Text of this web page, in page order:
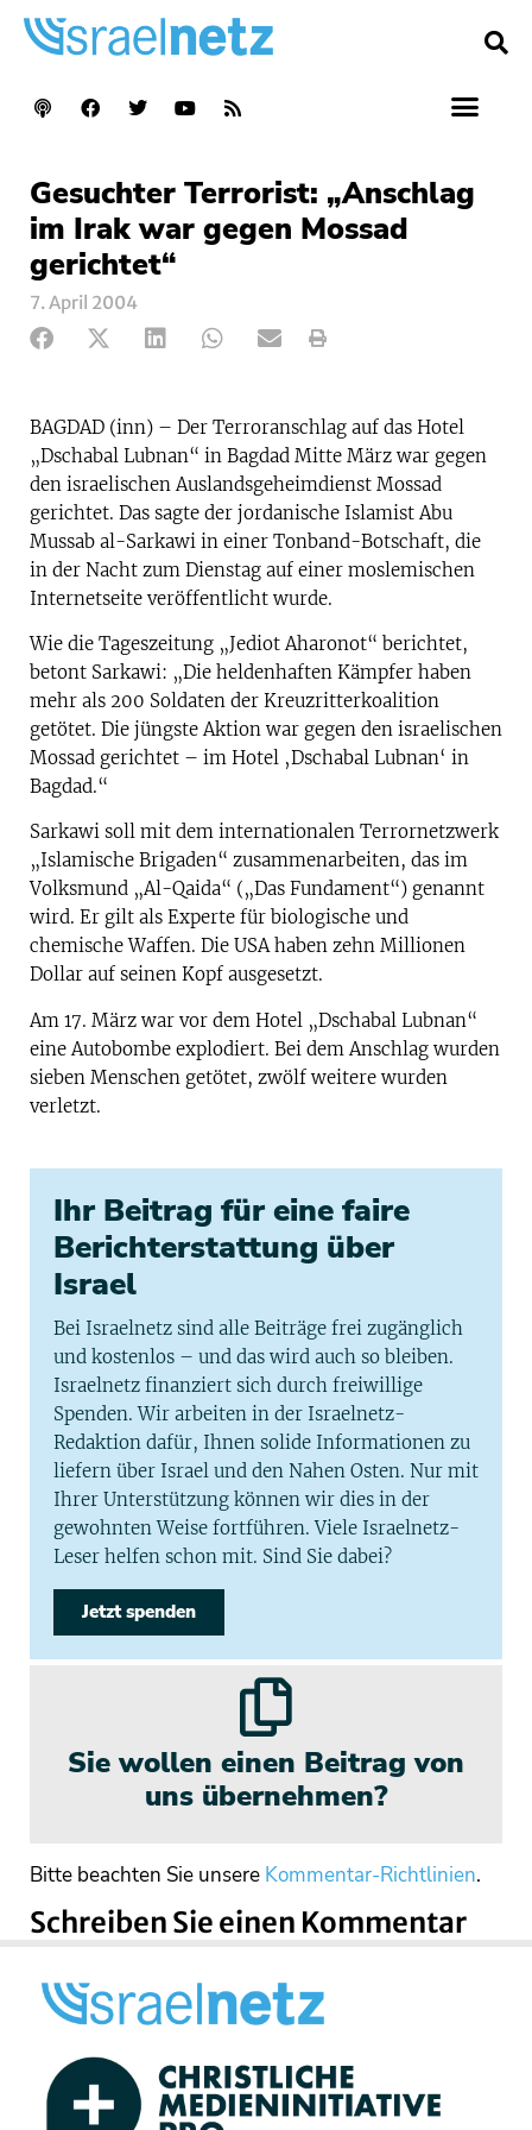
Gesuchter Terrorist: „Anschlag
im Irak war gegen Mossad
gerichtet“
7. April 2004
BAGDAD (inn) – Der Terroranschlag auf das Hotel
„Dschabal Lubnan“ in Bagdad Mitte März war gegen
den israelischen Auslandsgeheimdienst Mossad
gerichtet. Das sagte der jordanische Islamist Abu
Mussab al-Sarkawi in einer Tonband-Botschaft, die
in der Nacht zum Dienstag auf einer moslemischen
Internetseite veröffentlicht wurde.
Wie die Tageszeitung „Jediot Aharonot“ berichtet,
betont Sarkawi: „Die heldenhaften Kämpfer haben
mehr als 200 Soldaten der Kreuzritterkoalition
getötet. Die jüngste Aktion war gegen den israelischen
Mossad gerichtet – im Hotel ‚Dschabal Lubnan‘ in
Bagdad.“
Sarkawi soll mit dem internationalen Terrornetzwerk
„Islamische Brigaden“ zusammenarbeiten, das im
Volksmund „Al-Qaida“ („Das Fundament“) genannt
wird. Er gilt als Experte für biologische und
chemische Waffen. Die USA haben zehn Millionen
Dollar auf seinen Kopf ausgesetzt.
Am 17. März war vor dem Hotel „Dschabal Lubnan“
eine Autobombe explodiert. Bei dem Anschlag wurden
sieben Menschen getötet, zwölf weitere wurden
verletzt.
Ihr Beitrag für eine faire
Berichterstattung über
Israel
Bei Israelnetz sind alle Beiträge frei zugänglich
und kostenlos – und das wird auch so bleiben.
Israelnetz finanziert sich durch freiwillige
Spenden. Wir arbeiten in der Israelnetz-
Redaktion dafür, Ihnen solide Informationen zu
liefern über Israel und den Nahen Osten. Nur mit
Ihrer Unterstützung können wir dies in der
gewohnten Weise fortführen. Viele Israelnetz-
Leser helfen schon mit. Sind Sie dabei?
Jetzt spenden
Sie wollen einen Beitrag von
uns übernehmen?
Bitte beachten Sie unsere Kommentar-Richtlinien.
Schreiben Sie einen Kommentar